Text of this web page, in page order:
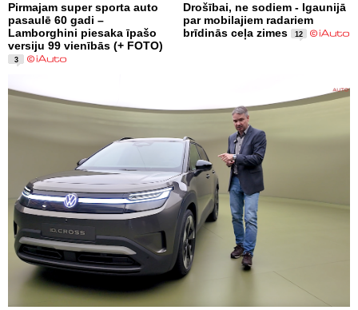
Pirmajam super sporta auto
pasaulē 60 gadi –
Lamborghini piesaka īpašo
versiju 99 vienībās (+ FOTO)
3
Drošībai, ne sodiem - Igaunijā
par mobilajiem radariem
brīdinās ceļa zimes
12